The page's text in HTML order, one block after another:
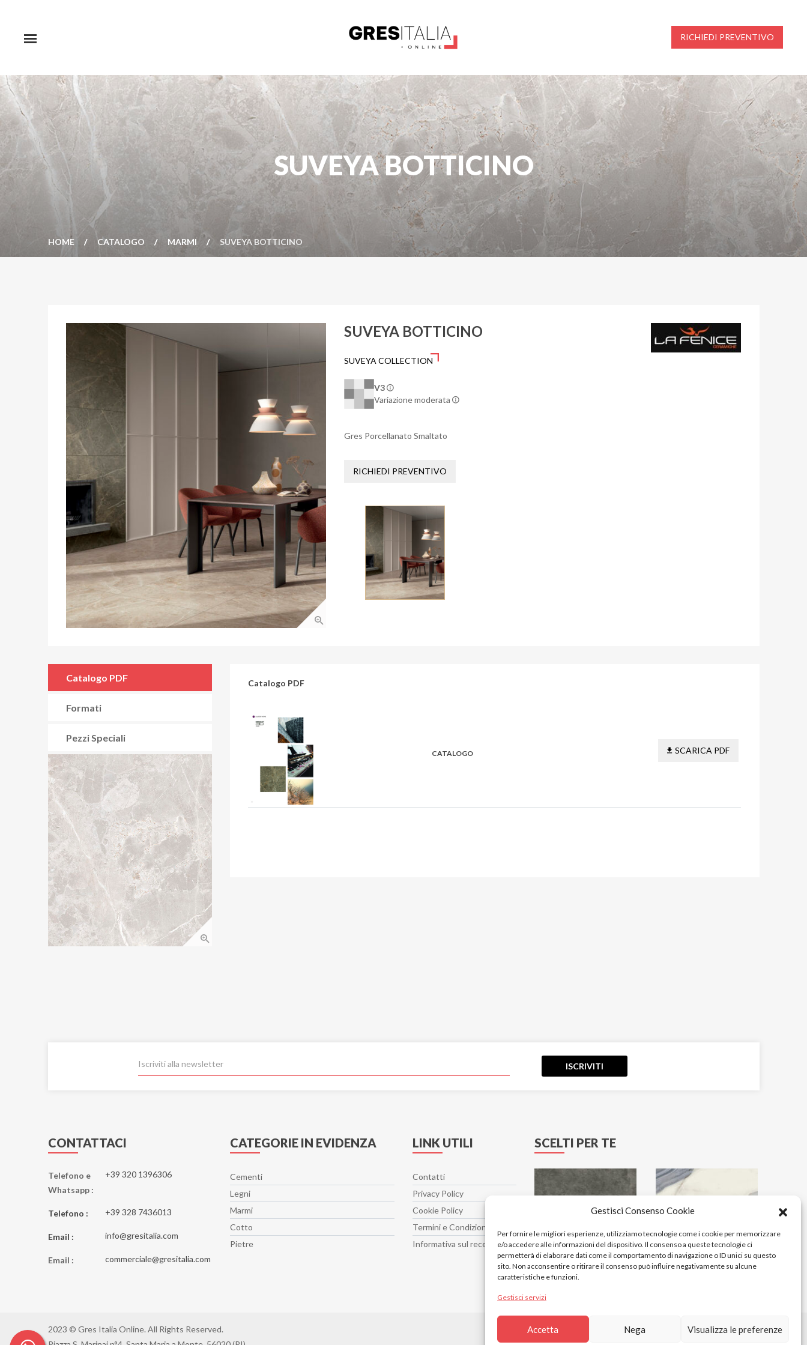
Gestisci Consenso Cookie
Per fornire le migliori esperienze, utilizziamo tecnologie come i cookie per memorizzare
e/o accedere alle informazioni del dispositivo. Il consenso a queste tecnologie ci
permetterà di elaborare dati come il comportamento di navigazione o ID unici su questo
sito. Non acconsentire o ritirare il consenso può influire negativamente su alcune
caratteristiche e funzioni.
Gestisci servizi
Accetta Nega Visualizza le preferenze
RICHIEDI PREVENTIVO
SUVEYA BOTTICINO
HOME CATALOGO MARMI SUVEYA BOTTICINO
SUVEYA BOTTICINO
SUVEYA COLLECTION
V3
Variazione moderata
Gres Porcellanato Smaltato
RICHIEDI PREVENTIVO
Catalogo PDF
Formati
Pezzi Speciali
Catalogo PDF
CATALOGO SCARICA PDF
ISCRIVITI
CONTATTACI
Telefono e
Whatsapp :
+39 320 1396306
Telefono : +39 328 7436013
Email : info@gresitalia.com
Email : commerciale@gresitalia.com
CATEGORIE IN EVIDENZA
Cementi
Legni
Marmi
Cotto
Pietre
LINK UTILI
Contatti
Privacy Policy
Cookie Policy
Termini e Condizioni
Informativa sul recesso
SCELTI PER TE
2023 © Gres Italia Online. All Rights Reserved.